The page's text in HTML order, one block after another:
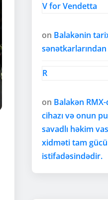
V for Vendetta
on Balakənin
sənətkarlarından
R
on Balakən
cihazı və onun
savadlı həkim
xidməti tam
istifadəsindədir.